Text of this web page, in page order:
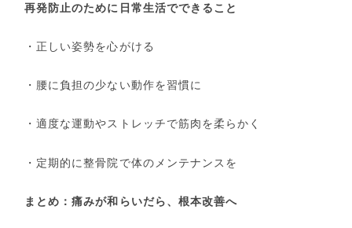
再発防止のために日常生活でできること
・正しい姿勢を心がける
・腰に負担の少ない動作を習慣に
・適度な運動やストレッチで筋肉を柔らかく
・定期的に整骨院で体のメンテナンスを
まとめ：痛みが和らいだら、根本改善へ